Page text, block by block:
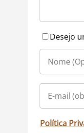
Desejo
Política